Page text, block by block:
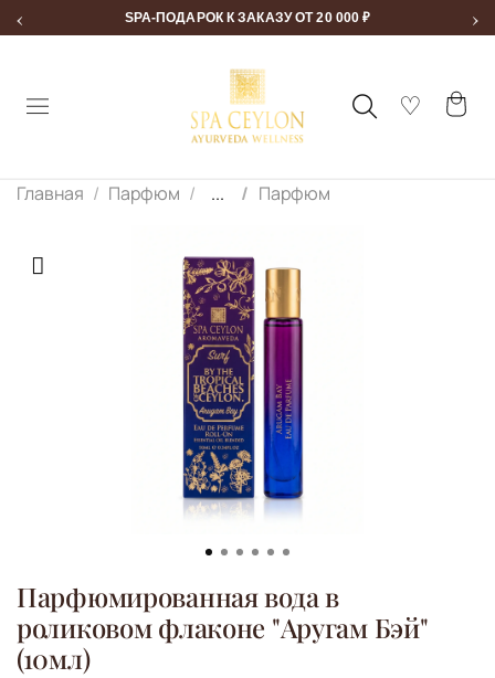
‹ SPA-ПОДАРОК К ЗАКАЗУ ОТ 20 000 ₽ ›
Главная Парфюм ... Парфюм
Парфюмированная вода в
роликовом флаконе "Аругам Бэй"
(10мл)